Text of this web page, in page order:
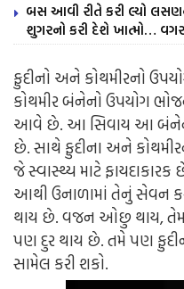
બસ આવી રીતે કરી લ્યો
શુગરનો કરી દેશે ખાત્મો…
ફુદીનો અને કોથમીરનો
કોથમીર બંનેનો ઉપયોગ
આવે છે. આ સિવાય આ
છે. સાથે ફુદીના અને
જે સ્વાસ્થ્ય માટે
આથી ઉનાળામાં તેનું સેવન
થાય છે. વજન ઓછુ થાય,
પણ દુર થાય છે. તમે પણ
સામેલ કરી શકો.